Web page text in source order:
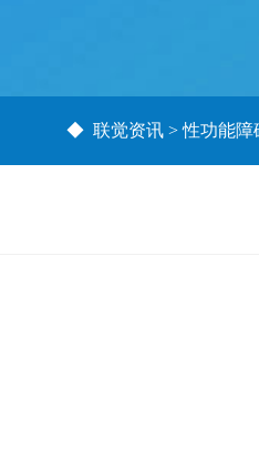
◆ 联觉资讯>性功能障